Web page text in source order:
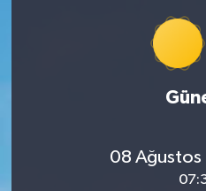
08 Ağustos
Ardahan Müftülüğü
Balıkesir Müftülüğü
Peygamberimizin
DİYANET RADYO/TV